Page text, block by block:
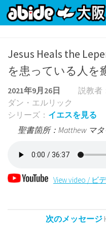
コンテンツの下
Jesus Heals the
を患っている人を
2021年9月26日 説教者
ダン・エルリック
シリーズ： イエスを見る
聖書箇所：Matthew マタ
View video / ビ
次のメッセージ